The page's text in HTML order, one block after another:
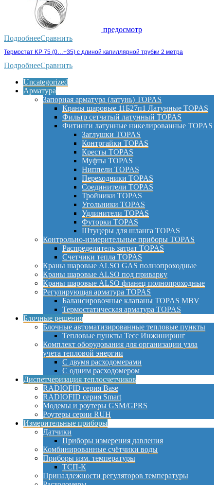
предосмотр
ПодробнееСравнить
Термостат KP 75 (0…+35) с длиной капиллярной трубки 2 метра
ПодробнееСравнить
Uncategorized
Арматура
Запорная арматура (латунь) TOPAS
Краны шаровые 11Б27п1 Латунные TOPAS
Фильтр сетчатый латунный TOPAS
Фитинги латунные никелированные TOPAS
Заглушки TOPAS
Контргайки TOPAS
Кресты TOPAS
Муфты TOPAS
Ниппели TOPAS
Переходники TOPAS
Соединители TOPAS
Тройники TOPAS
Угольники TOPAS
Удлинители TOPAS
Футорки TOPAS
Штуцеры для шланга TOPAS
Контрольно-измерительные приборы TOPAS
Распределитель затрат TOPAS
Счетчики тепла TOPAS
Краны шаровые ALSO GAS полнопроходные
Краны шаровые ALSO под приварку
Краны шаровые ALSO фланец полнопроходные
Регулирующая арматура TOPAS
Балансировочные клапаны TOPAS MBV
Термостатическая арматура TOPAS
Блочные решения
Блочные автоматизированные тепловые пункты
Тепловые пункты Тесс Инжиниринг
Комплект оборудования для организации узла
учета тепловой энергии
С двумя расходомерами
С одним расходомером
Диспетчеризация теплосчетчиков
RADIOFID серия Base
RADIOFID серия Smart
Модемы и роутеры GSM/GPRS
Роутеры серии RUH
Измерительные приборы
Датчики
Приборы измерения давления
Комбинированные счётчики воды
Приборы изм. температуры
ТСП-К
Принадлежности регуляторов температуры